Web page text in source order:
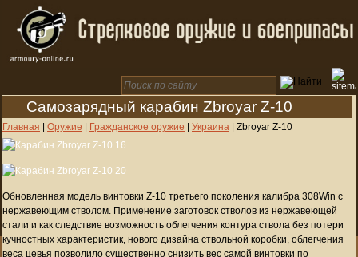
Самозарядный карабин Zbroyar Z-10
Главная | Оружие | Гражданское оружие | Украина | Zbroyar Z-10
Обновленная модель винтовки Z-10 третьего поколения калибра 308Win с
нержавеющим стволом. Применение заготовок стволов из нержавеющей
стали и как следствие возможность облегчения контура ствола без потери
кучностных характеристик, нового дизайна ствольной коробки, облегчения
веса цевья позволило существенно снизить вес самой винтовки по